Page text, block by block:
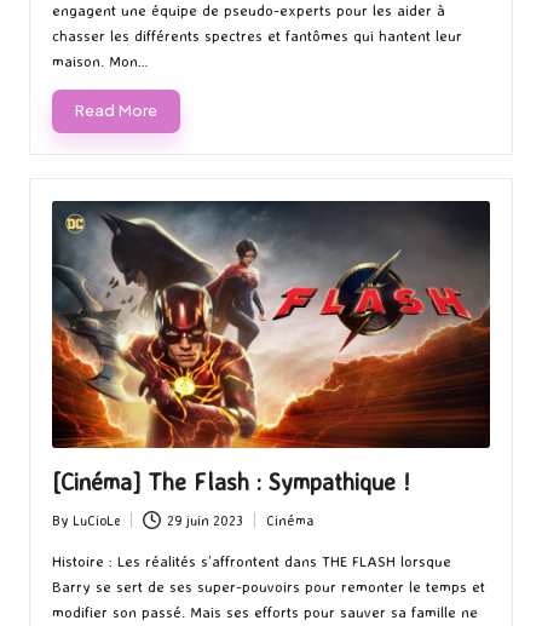
engagent une équipe de pseudo-experts pour les aider à
chasser les différents spectres et fantômes qui hantent leur
maison. Mon…
Read More
[Cinéma] The Flash : Sympathique !
Posted
by
By LuCioLe 29 juin 2023
Posted
in
Cinéma
Histoire : Les réalités s’affrontent dans THE FLASH lorsque
Barry se sert de ses super-pouvoirs pour remonter le temps et
modifier son passé. Mais ses efforts pour sauver sa famille ne